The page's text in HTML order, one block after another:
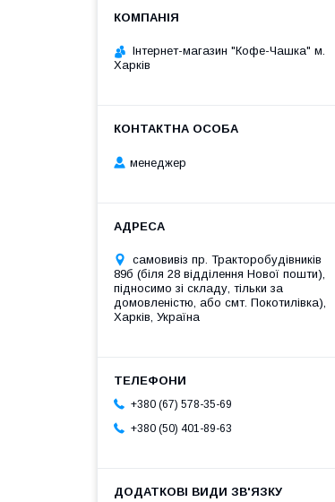
Інтернет-магазин "Кофе-Чашка" м.
Харків
менеджер
самовивіз пр. Тракторобудівників
89б (біля 28 відділення Нової пошти),
підносимо зі складу, тільки за
домовленістю, або смт. Покотилівка),
Харків, Україна
+380 (67) 578-35-69
+380 (50) 401-89-63